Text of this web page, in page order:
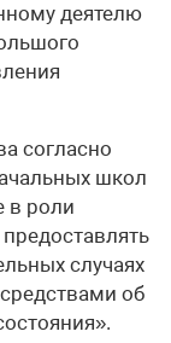
деятелю
согласно
школ
в роли
случаях
об